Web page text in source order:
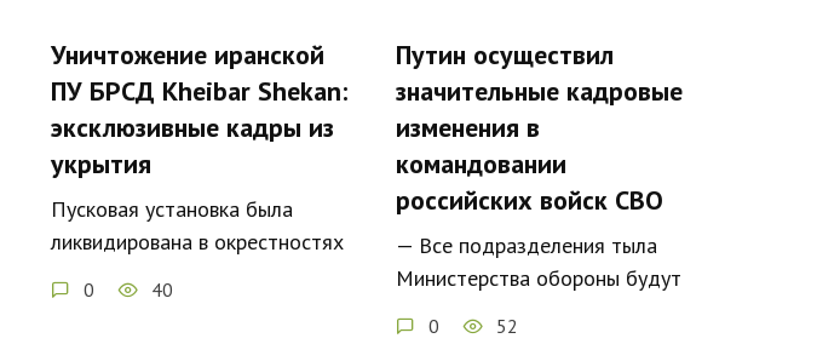
Уничтожение иранской
ПУ БРСД Kheibar Shekan:
эксклюзивные кадры из
укрытия
Пусковая установка была
ликвидирована в окрестностях
0 40
Путин осуществил
значительные кадровые
изменения в
командовании
российских войск СВО
— Все подразделения тыла
Министерства обороны будут
0 52